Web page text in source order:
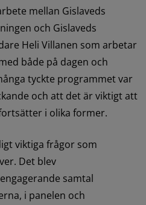
mellan Gislaveds
och Gislaveds
Heli Villanen som arbetar
både på dagen och
tyckte programmet var
och att det är viktigt att
i olika former.
viktiga frågor som
Det blev
samtal
i panelen och